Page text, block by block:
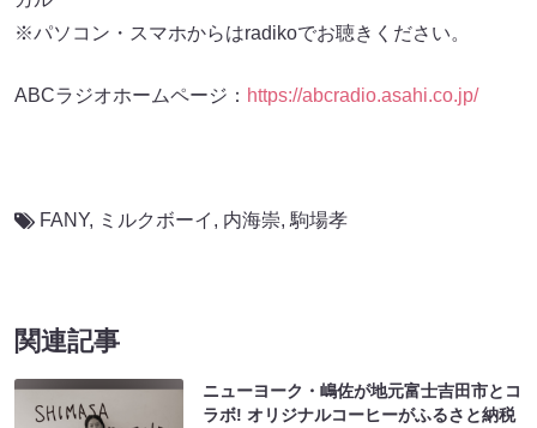
※パソコン・スマホからはradikoでお聴きください。
ABCラジオホームページ： https://abcradio.asahi.co.jp/
FANY, ミルクボーイ , 内海崇, 駒場孝
関連記事
ニューヨーク・嶋佐が地元富士吉田市とコ
ラボ! オリジナルコーヒーがふるさと納税